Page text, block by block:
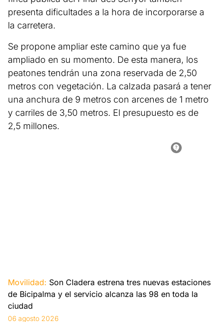
presenta dificultades a la hora de incorporarse a
la carretera.
Se propone ampliar este camino que ya fue
ampliado en su momento. De esta manera, los
peatones tendrán una zona reservada de 2,50
metros con vegetación. La calzada pasará a tener
una anchura de 9 metros con arcenes de 1 metro
y carriles de 3,50 metros. El presupuesto es de
2,5 millones.
Movilidad: Son Cladera estrena tres nuevas estaciones
de Bicipalma y el servicio alcanza las 98 en toda la
ciudad
06 agosto 2026